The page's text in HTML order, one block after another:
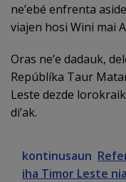
ne’ebé enfrenta
viajen hosi Wini mai
Oras ne’e dadauk,
Repúblíka Taur
Leste dezde
di’ak.
kontinusaun
iha Timor Leste